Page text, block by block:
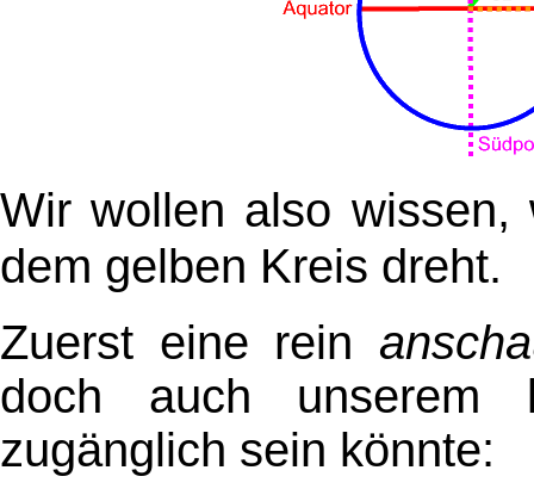
Wir wollen also
dem gelben Kreis dreht.
Zuerst eine rein
doch auch unserem
zugänglich sein könnte: